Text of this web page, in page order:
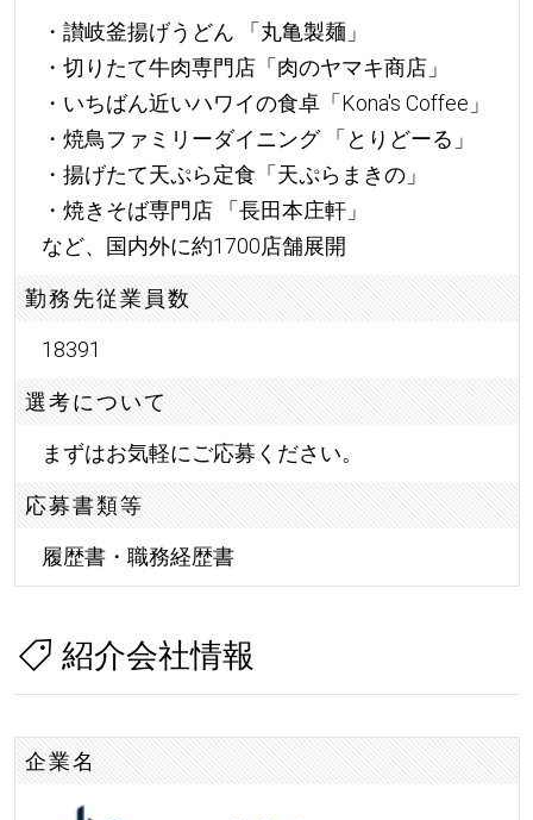
・讃岐釜揚げうどん 「丸亀製麺」
・切りたて牛肉専門店「肉のヤマキ商店」
・いちばん近いハワイの食卓「Kona's Coffee」
・焼鳥ファミリーダイニング 「とりどーる」
・揚げたて天ぷら定食「天ぷらまきの」
・焼きそば専門店 「長田本庄軒」
など、国内外に約1700店舗展開
勤務先従業員数
18391
選考について
まずはお気軽にご応募ください。
応募書類等
履歴書・職務経歴書
紹介会社情報
企業名